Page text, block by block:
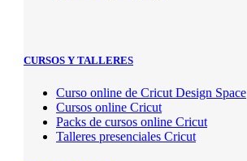
CURSOS Y TALLERES
Curso online de Cricut Design Space
Cursos online Cricut
Packs de cursos online Cricut
Talleres presenciales Cricut